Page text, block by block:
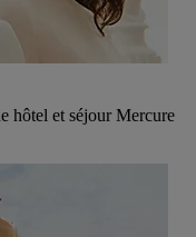
hôtel et séjour Mercure